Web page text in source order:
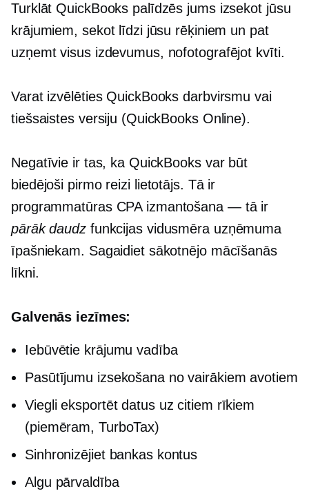
Turklāt QuickBooks palīdzēs jums izsekot jūsu
krājumiem, sekot līdzi jūsu rēķiniem un pat
uzņemt visus izdevumus, nofotografējot kvīti.
Varat izvēlēties QuickBooks darbvirsmu vai
tiešsaistes versiju (QuickBooks Online).
Negatīvie ir tas, ka QuickBooks var būt
biedējoši pirmo reizilietotājs. Tā ir
programmatūras CPA izmantošana — tā ir
pārāk daudz funkcijas vidusmēra uzņēmuma
īpašniekam. Sagaidiet sākotnējo mācīšanās
līkni.
Galvenās iezīmes:
Iebūvētie krājumu vadība
Pasūtījumu izsekošana no vairākiem avotiem
Viegli eksportēt datus uz citiem rīkiem
(piemēram, TurboTax)
Sinhronizējiet bankas kontus
Algu pārvaldība